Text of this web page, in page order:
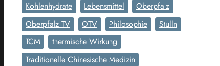
Kohlenhydrate
Lebensmittel
Oberpfalz
Oberpfalz TV
OTV Philosophie
Stulln
TCM
thermische Wirkung
Traditionelle Chinesische Medizin